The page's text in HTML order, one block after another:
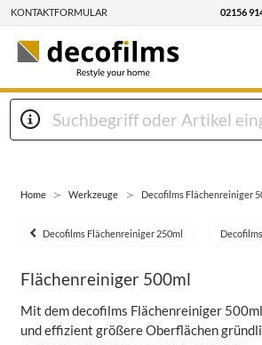
KONTAKTFORMULAR 02156
Home Werkzeuge Decofilms Flächenreiniger
Decofilms Flächenreiniger 250ml
Flächenreiniger 500ml
Mit dem decofilms Flächenreiniger
und effizient größere Oberflächen